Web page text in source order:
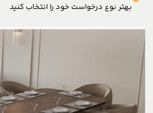
بهتر نوع درخواست خود را انتخاب کنید